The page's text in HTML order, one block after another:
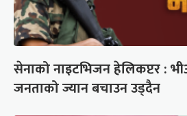
सेनाको नाइटभिजन हेलिकप्टर :
जनताको ज्यान बचाउन उड्दैन